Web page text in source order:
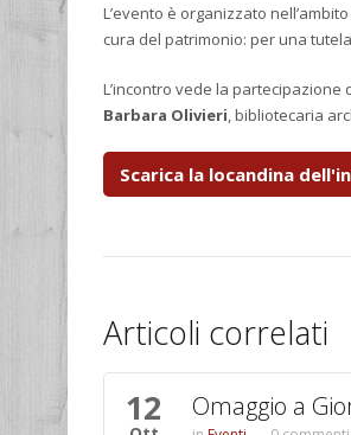
L’evento è organizzato
cura del patrimonio: per una
L’incontro vede la partecipazione
Barbara Olivieri, bibliotecaria
Scarica la locandina
Articoli correlati
12
Omaggio a
Pagine